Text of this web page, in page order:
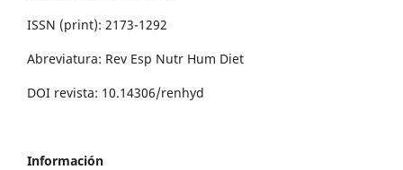
ISSN (print): 2173-1292
Abreviatura: Rev Esp Nutr Hum Diet
DOI revista: 10.14306/renhyd
Información